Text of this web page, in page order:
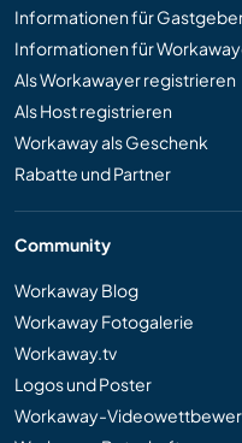
Informationen für
Informationen für
Als Workawayer registrieren
Als Host registrieren
Workaway als Geschenk
Rabatte und Partner
Community
Workaway Blog
Workaway Fotogalerie
Workaway.tv
Logos und Poster
Workaway-